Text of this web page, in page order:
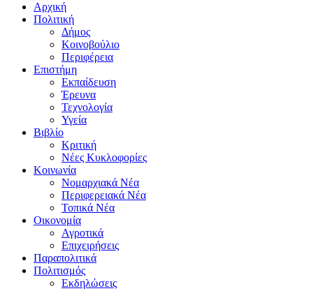
Αρχική
Πολιτική
Δήμος
Κοινοβούλιο
Περιφέρεια
Επιστήμη
Εκπαίδευση
Έρευνα
Τεχνολογία
Υγεία
Βιβλίο
Κριτική
Νέες Κυκλοφορίες
Κοινωνία
Νομαρχιακά Νέα
Περιφερειακά Νέα
Τοπικά Νέα
Οικονομία
Αγροτικά
Επιχειρήσεις
Παραπολιτικά
Πολιτισμός
Εκδηλώσεις